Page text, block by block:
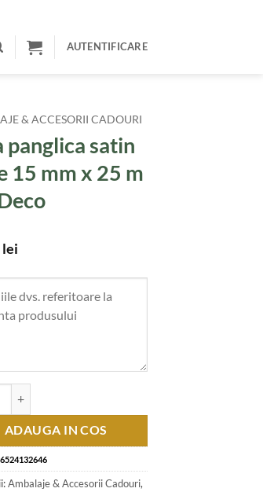
AUTENTIFICARE
& ACCESORII CADOURI
panglica satin
15 mm x 25 m
lei
ADAUGA IN COS
Ambalaje & Accesorii Cadouri,